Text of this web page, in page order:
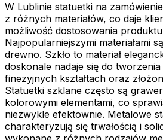
W Lublinie statuetki na
z różnych materiałów, co daje
możliwość dostosowania
Najpopularniejszymi materiałami
drewno. Szkło to materiał
doskonale nadaje się do
finezyjnych kształtach oraz
Statuetki szklane często są
kolorowymi elementami, co
niezwykle efektownie. Metalowe
charakteryzują się trwałością i